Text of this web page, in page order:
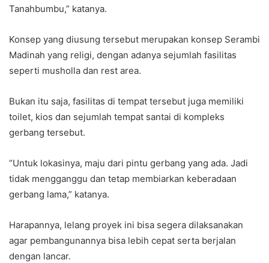
Tanahbumbu,” katanya.
Konsep yang diusung tersebut merupakan konsep Serambi
Madinah yang religi, dengan adanya sejumlah fasilitas
seperti musholla dan rest area.
Bukan itu saja, fasilitas di tempat tersebut juga memiliki
toilet, kios dan sejumlah tempat santai di kompleks
gerbang tersebut.
“Untuk lokasinya, maju dari pintu gerbang yang ada. Jadi
tidak mengganggu dan tetap membiarkan keberadaan
gerbang lama,” katanya.
Harapannya, lelang proyek ini bisa segera dilaksanakan
agar pembangunannya bisa lebih cepat serta berjalan
dengan lancar.